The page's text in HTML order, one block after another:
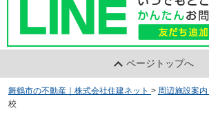
ページトップへ
舞鶴市の不動産｜株式会社住建ネット > 周辺施設案内
校